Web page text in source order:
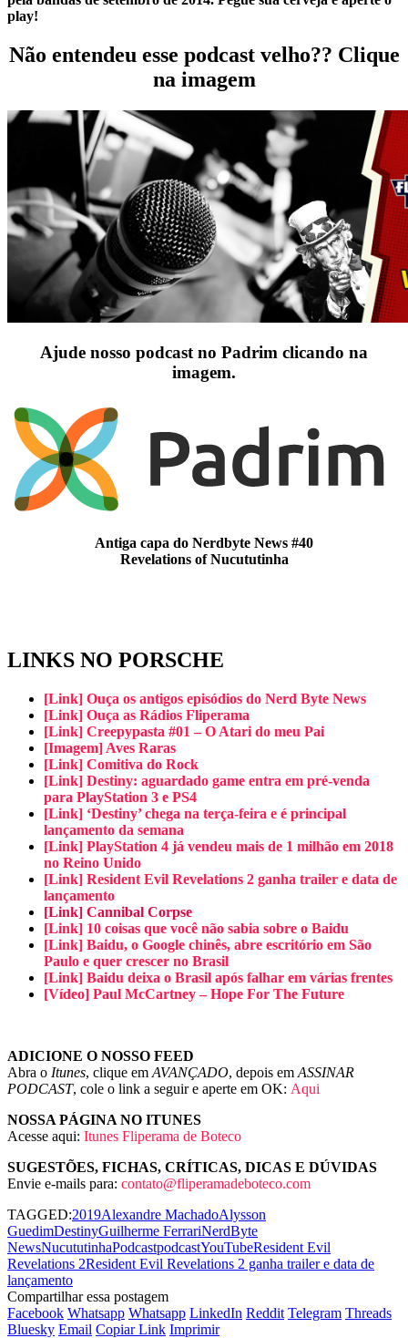
play!
Não entendeu esse podcast velho?? Clique
na imagem
Ajude nosso podcast no Padrim clicando na
imagem.
Antiga capa do Nerdbyte News #40
Revelations of Nucututinha
LINKS NO PORSCHE
[Link] Ouça os antigos episódios do Nerd Byte News
[Link] Ouça as Rádios Fliperama
[Link] Creepypasta #01 – O Atari do meu Pai
[Imagem] Aves Raras
[Link] Comitiva do Rock
[Link] Destiny: aguardado game entra em pré-venda
para PlayStation 3 e PS4
[Link] ‘Destiny’ chega na terça-feira e é principal
lançamento da semana
[Link] PlayStation 4 já vendeu mais de 1 milhão em 2018
no Reino Unido
[Link] Resident Evil Revelations 2 ganha trailer e data de
lançamento
[Link] Cannibal Corpse
[Link] 10 coisas que você não sabia sobre o Baidu
[Link] Baidu, o Google chinês, abre escritório em São
Paulo e quer crescer no Brasil
[Link] Baidu deixa o Brasil após falhar em várias frentes
[Vídeo] Paul McCartney – Hope For The Future
ADICIONE O NOSSO FEED
Abra o Itunes, clique em AVANÇADO, depois em ASSINAR
PODCAST, cole o link a seguir e aperte em OK: Aqui
NOSSA PÁGINA NO ITUNES
Acesse aqui: Itunes Fliperama de Boteco
SUGESTÕES, FICHAS, CRÍTICAS, DICAS E DÚVIDAS
Envie e-mails para: contato@fliperamadeboteco.com
TAGGED:2019Alexandre MachadoAlysson
GuedimDestinyGuilherme FerrariNerdByte
NewsNucututinhaPodcastpodcastYouTubeResident Evil
Revelations 2Resident Evil Revelations 2 ganha trailer e data de
lançamento
Compartilhar essa postagem
Facebook Whatsapp Whatsapp LinkedIn Reddit Telegram Threads
Bluesky Email Copiar Link Imprimir